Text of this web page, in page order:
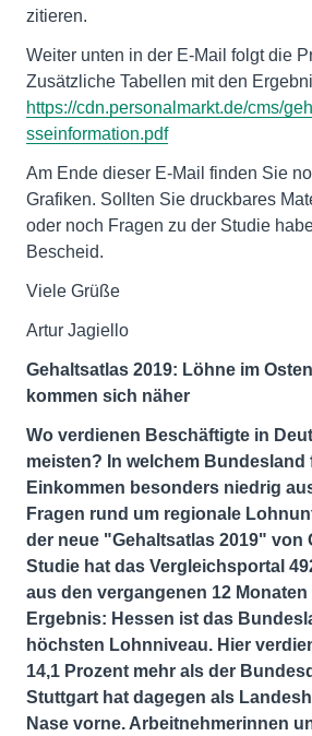
zitieren.
Weiter unten in der E-Mail folgt die
Zusätzliche Tabellen mit den
https://cdn.personalmarkt.de/cms/
sseinformation.pdf
Am Ende dieser E-Mail finden Sie
Grafiken. Sollten Sie druckbares
oder noch Fragen zu der Studie
Bescheid.
Viele Grüße
Artur Jagiello
Gehaltsatlas 2019: Löhne im
kommen sich näher
Wo verdienen Beschäftigte in
meisten? In welchem Bundesland
Einkommen besonders niedrig
Fragen rund um regionale
der neue "Gehaltsatlas 2019" von
Studie hat das Vergleichsportal
aus den vergangenen 12
Ergebnis: Hessen ist das
höchsten Lohnniveau. Hier
14,1 Prozent mehr als der
Stuttgart hat dagegen als
Nase vorne. Arbeitnehmerinnen